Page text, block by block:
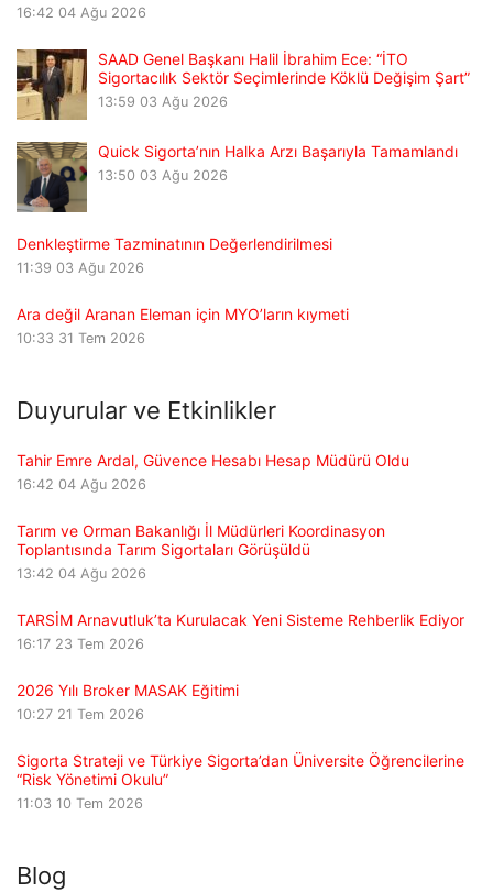
16:42 04 Ağu 2026
SAAD Genel Başkanı Halil İbrahim Ece: “İTO
Sigortacılık Sektör Seçimlerinde Köklü Değişim Şart”
13:59 03 Ağu 2026
Quick Sigorta’nın Halka Arzı Başarıyla Tamamlandı
13:50 03 Ağu 2026
Denkleştirme Tazminatının Değerlendirilmesi
11:39 03 Ağu 2026
Ara değil Aranan Eleman için MYO’ların kıymeti
10:33 31 Tem 2026
Duyurular ve Etkinlikler
Tahir Emre Ardal, Güvence Hesabı Hesap Müdürü Oldu
16:42 04 Ağu 2026
Tarım ve Orman Bakanlığı İl Müdürleri Koordinasyon
Toplantısında Tarım Sigortaları Görüşüldü
13:42 04 Ağu 2026
TARSİM Arnavutluk’ta Kurulacak Yeni Sisteme Rehberlik Ediyor
16:17 23 Tem 2026
2026 Yılı Broker MASAK Eğitimi
10:27 21 Tem 2026
Sigorta Strateji ve Türkiye Sigorta’dan Üniversite Öğrencilerine
“Risk Yönetimi Okulu”
11:03 10 Tem 2026
Blog